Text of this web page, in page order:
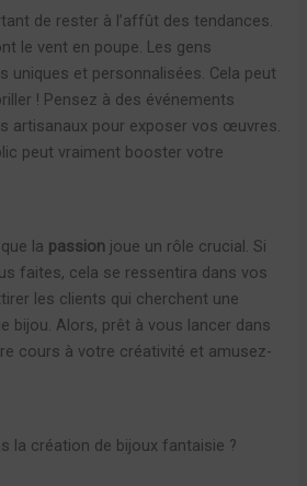
de rester à l’affût des tendances.
le vent en poupe. Les gens
uniques et personnalisées. Cela peut
! Pensez à des événements
artisanaux pour exposer vos œuvres.
peut vraiment booster votre
la passion joue un rôle crucial. Si
faites, cela se ressentira dans vos
les clients qui cherchent une
bijou. Alors, prêt à vous lancer dans
cours à votre créativité et amusez-
la création de bijoux fantaisie ?